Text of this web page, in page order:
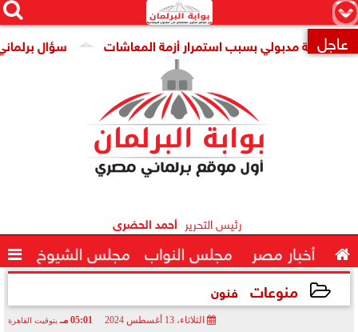
×


 عاجل سؤال برلماني مدبولي بسبب استمرار أزمة المعاشات
رئيس التحرير أحمد الحضرى
 أخبار مصر مجلس النواب مجلس الشيوخ 
منوعات فنون
الثلاثاء، 13 أغسطس 2024 05:01 مـ بتوقيت القاهرة